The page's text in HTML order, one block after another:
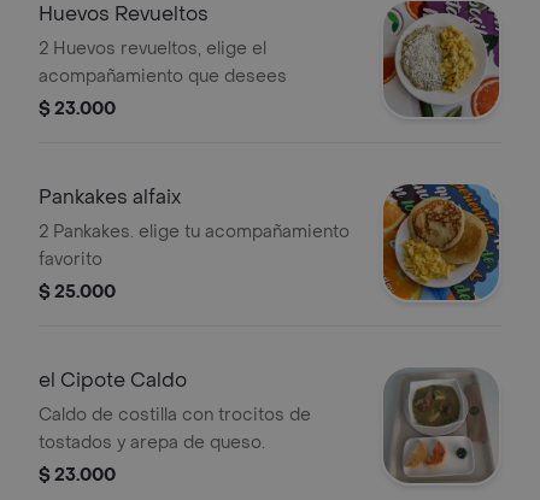
Huevos Revueltos
2 Huevos revueltos, elige el
acompañamiento que desees
$ 23.000
Pankakes alfaix
2 Pankakes. elige tu acompañamiento
favorito
$ 25.000
el Cipote Caldo
Caldo de costilla con trocitos de
tostados y arepa de queso.
$ 23.000